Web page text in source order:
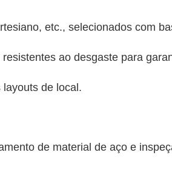
etc., selecionados com
ao desgaste para
de local.
de material de aço e